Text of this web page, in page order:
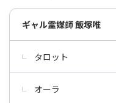
ギャル霊媒師 飯塚唯
タロット
オーラ